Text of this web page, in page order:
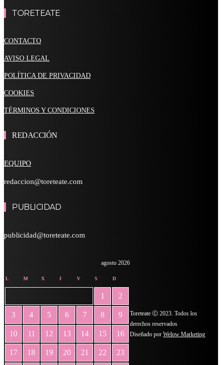
TORETEATE
CONTACTO
AVISO LEGAL
POLÍTICA DE PRIVACIDAD
COOKIES
TÉRMINOS Y CONDICIONES
REDACCIÓN
EQUIPO
redaccion@toreteate.com
PUBLICIDAD
publicidad@toreteate.com
agosto 2026
L M X J V S D
1 2
3 4 5 6 7 8 9
10 11 12 13 14 15 16
17 18 19 20 21 22 23
Toreteate Ⓒ 2023. Todos los
derechos reservados
Diseñado por Welow Marketing